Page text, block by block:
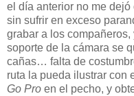
el día anterior no me
sin sufrir en exceso
grabar a los compañeros,
soporte de la cámara se
cañas… falta de
ruta la pueda ilustrar con
Go Pro en el pecho, y